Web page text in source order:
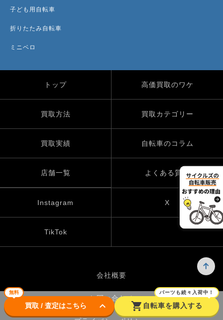
無料
買取 / 査定はこちら keyboard_arrow_down shopping_cart
パーツも続々入荷中！
自転車を購入する
子ども用自転車
折りたたみ自転車
ミニベロ
トップ 高価買取のワケ
買取方法 買取カテゴリー
買取実績 自転車のコラム
店舗一覧 よくある質問
Instagram X
TikTok
会社概要
お問い合わせ